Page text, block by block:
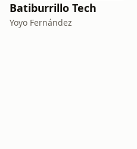
Batiburrillo Tech
Yoyo Fernández